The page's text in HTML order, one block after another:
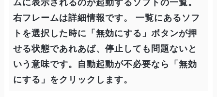
ムに表示されるのが起動するソフトの一覧。
右フレームは詳細情報です。 一覧にあるソフ
トを選択した時に「無効にする」ボタンが押
せる状態であれあば、停止しても問題ないと
いう意味です。自動起動が不必要なら「無効
にする」をクリックします。